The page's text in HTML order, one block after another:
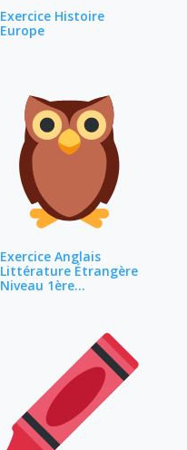
Exercice Histoire
Europe
Exercice Anglais
Littérature Étrangère
Niveau 1ère…